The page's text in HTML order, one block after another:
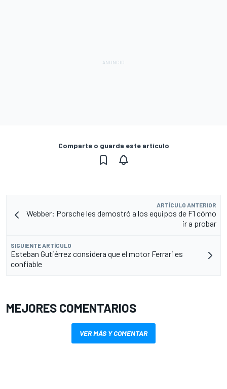
Comparte o guarda este artículo
ARTÍCULO ANTERIOR
Webber: Porsche les demostró a los equipos de F1 cómo
ir a probar
SIGUIENTE ARTÍCULO
Esteban Gutiérrez considera que el motor Ferrari es
confiable
MEJORES COMENTARIOS
VER MÁS Y COMENTAR